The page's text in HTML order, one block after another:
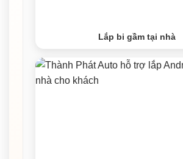
Lắp bi gầm tại nhà